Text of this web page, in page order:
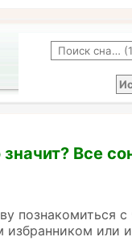
Все
познакомиться
или